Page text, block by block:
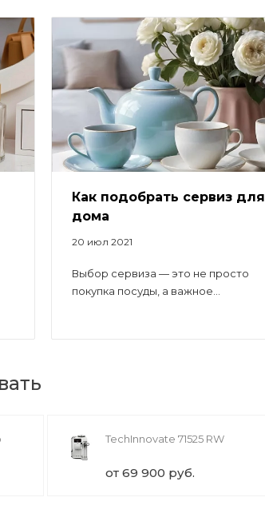
Как подобрать сервиз для
дома
20 июл 2021
Выбор сервиза — это не просто
покупка посуды, а важное...
TechInnovate 71525 RW
от 69 900 руб.